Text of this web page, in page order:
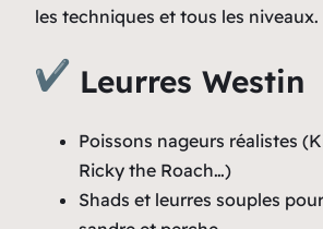
les techniques et tous les niveaux.
Leurres Westin
Poissons nageurs réalistes
Ricky the Roach…)
Shads et leurres souples